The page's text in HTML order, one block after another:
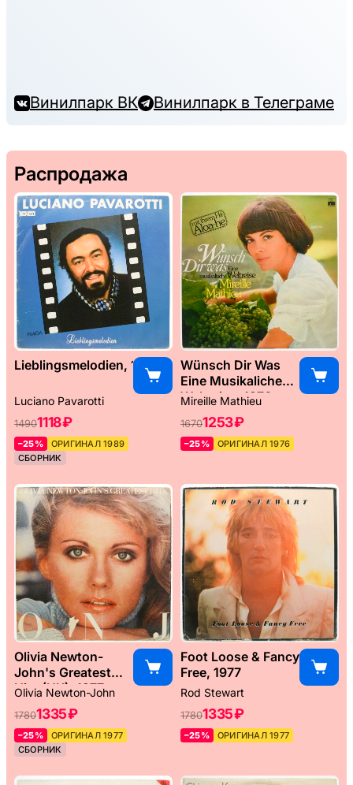
Винилпарк ВК Винилпарк в Телеграме
Распродажа
Lieblingsmelodien, 1989
Luciano Pavarotti
14901118 ₽
–25%
ОРИГИНАЛ 1989
СБОРНИК
Wünsch Dir Was
Eine Musikaliche
Weltreise, 1976
Mireille Mathieu
16701253 ₽
–25% ОРИГИНАЛ 1976
Olivia Newton-
John's Greatest
Hits (UK), 1977
Olivia Newton-John
17801335 ₽
–25%
ОРИГИНАЛ 1977
СБОРНИК
Foot Loose & Fancy
Free, 1977
Rod Stewart
17801335 ₽
–25% ОРИГИНАЛ 1977